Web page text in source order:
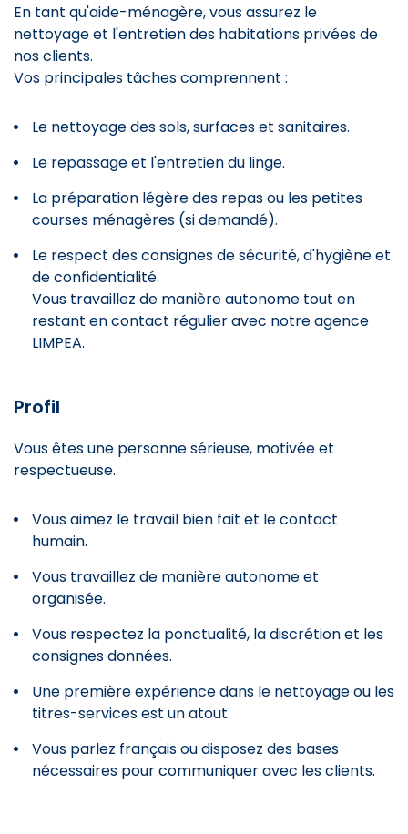
En tant qu'aide-ménagère, vous assurez le
nettoyage et l'entretien des habitations privées de
nos clients.
Vos principales tâches comprennent :
Le nettoyage des sols, surfaces et sanitaires.
Le repassage et l'entretien du linge.
La préparation légère des repas ou les petites
courses ménagères (si demandé).
Le respect des consignes de sécurité, d'hygiène et
de confidentialité.
Vous travaillez de manière autonome tout en
restant en contact régulier avec notre agence
LIMPEA.
Profil
Vous êtes une personne sérieuse, motivée et
respectueuse.
Vous aimez le travail bien fait et le contact
humain.
Vous travaillez de manière autonome et
organisée.
Vous respectez la ponctualité, la discrétion et les
consignes données.
Une première expérience dans le nettoyage ou les
titres-services est un atout.
Vous parlez français ou disposez des bases
nécessaires pour communiquer avec les clients.